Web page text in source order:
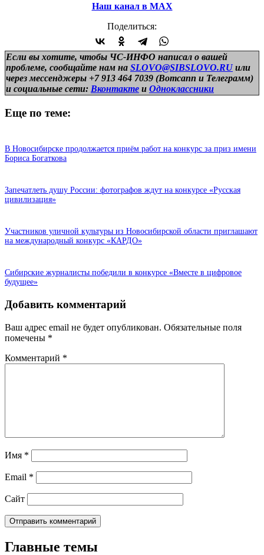
Наш канал в МАХ
Поделиться:
Если вы хотите, чтобы ЧС-ИНФО написал о вашей
проблеме, сообщайте нам на SLOVO@SIBSLOVO.RU или
через мессенджеры +7 913 464 7039 (Вотсапп и Телеграмм)
и социальные сети: Вконтакте и Одноклассники
Еще по теме:
В Новосибирске продолжается приём работ на конкурс за приз имени
Бориса Богаткова
Запечатлеть душу России: фотографов ждут на конкурсе «Русская
цивилизация»
Участников уличной культуры из Новосибирской области приглашают
на международный конкурс «КАРДО»
Сибирские журналисты победили в конкурсе «Вместе в цифровое
будущее»
Добавить комментарий
Ваш адрес email не будет опубликован. Обязательные поля
помечены *
Комментарий *
Имя *
Email *
Сайт
Главные темы